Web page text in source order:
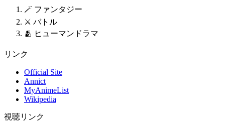
🪄 ファンタジー
⚔️ バトル
🫂 ヒューマンドラマ
リンク
Official Site
Annict
MyAnimeList
Wikipedia
視聴リンク